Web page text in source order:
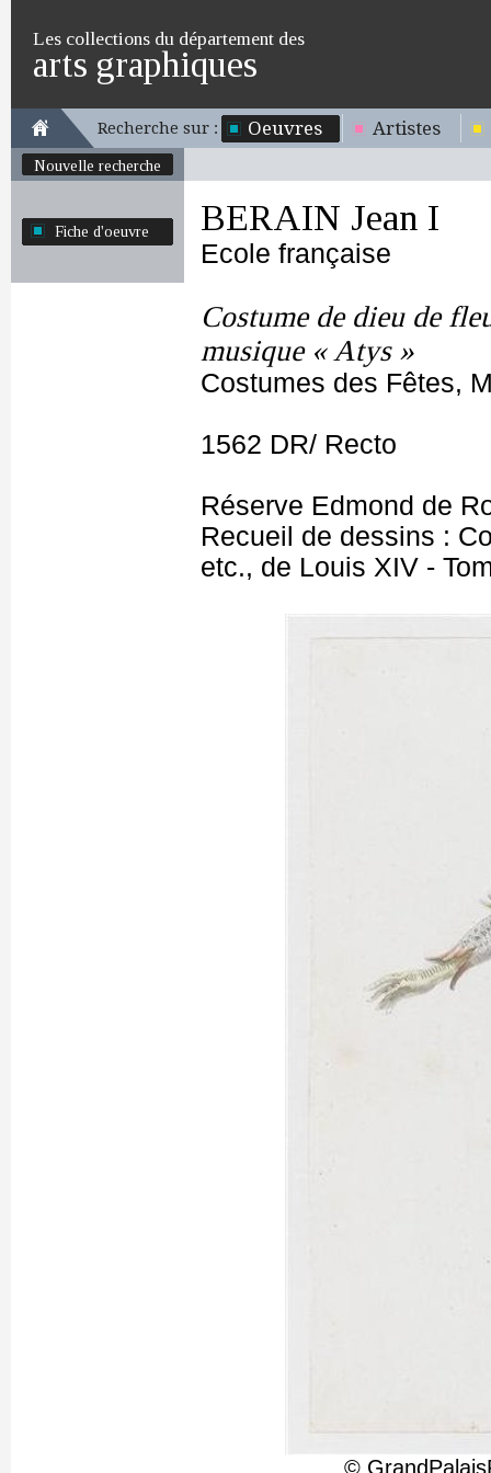
Les collections du département des
arts graphiques
Recherche sur : Oeuvres Artistes
Nouvelle recherche
Fiche d'oeuvre BERAIN Jean I
Ecole française
Costume de dieu de
musique « Atys »
Costumes des Fêtes,
1562 DR/ Recto
Réserve Edmond de
Recueil de dessins :
etc., de Louis XIV -
©